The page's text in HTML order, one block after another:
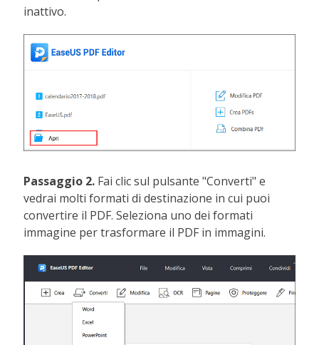
inattivo.
Passaggio 2. Fai clic sul pulsante "Converti" e
vedrai molti formati di destinazione in cui puoi
convertire il PDF. Seleziona uno dei formati
immagine per trasformare il PDF in immagini.